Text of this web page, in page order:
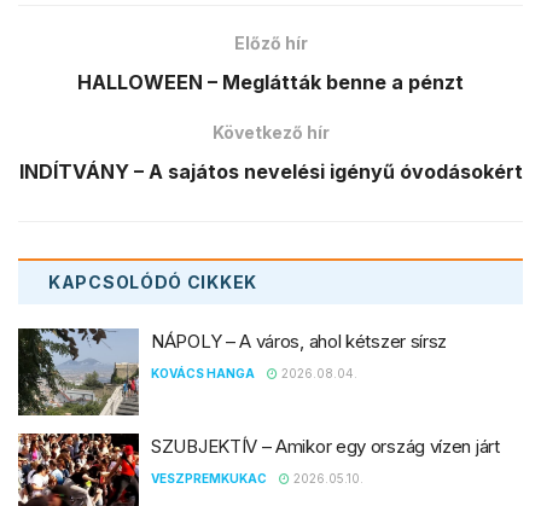
Előző hír
HALLOWEEN – Meglátták benne a pénzt
Következő hír
INDÍTVÁNY – A sajátos nevelési igényű óvodásokért
KAPCSOLÓDÓ CIKKEK
NÁPOLY – A város, ahol kétszer sírsz
KOVÁCS HANGA 2026.08.04.
SZUBJEKTÍV – Amikor egy ország vízen járt
VESZPREMKUKAC 2026.05.10.